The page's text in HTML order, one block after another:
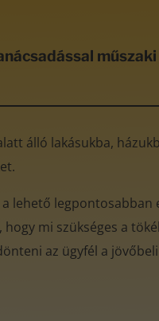
álló lakásukba,
lehető legpontosabban
mi szükséges a
az ügyfél a